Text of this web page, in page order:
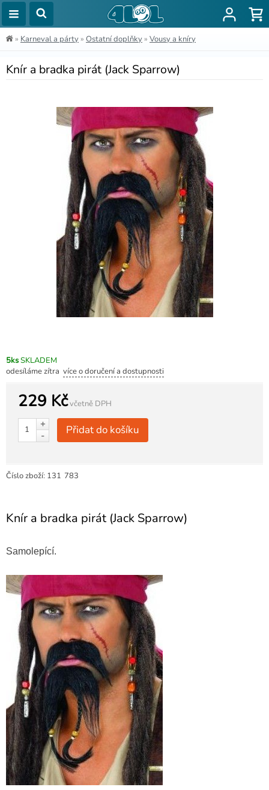
» Karneval a párty » Ostatní doplňky » Vousy a kníry
Knír a bradka pirát (Jack Sparrow)
5ksSKLADEM
odesíláme zítra více o doručení a dostupnosti
229 Kčvčetně DPH
+
-
Přidat do košíku
Číslo zboží: 131 783
Knír a bradka pirát (Jack Sparrow)
Samolepící.